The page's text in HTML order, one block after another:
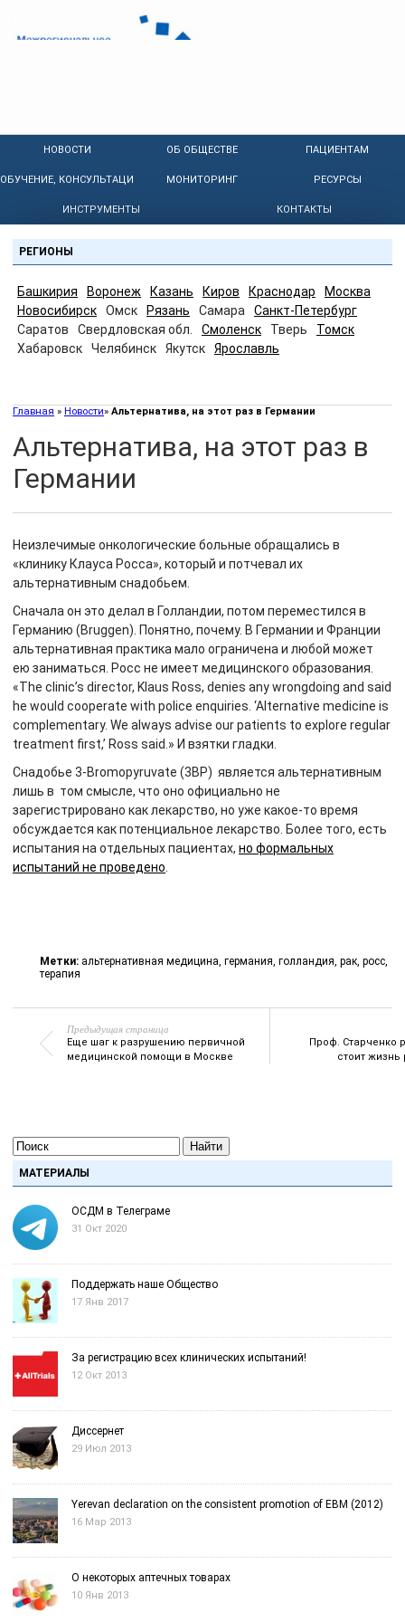
НОВОСТИ ОБ ОБЩЕСТВЕ ПАЦИЕНТАМ
ОБУЧЕНИЕ, КОНСУЛЬТАЦИИ МОНИТОРИНГ РЕСУРСЫ
ИНСТРУМЕНТЫ КОНТАКТЫ
РЕГИОНЫ
Башкирия Воронеж Казань Киров Краснодар
Москва
Новосибирск
Омск Рязань Самара
Санкт-Петербург
Саратов
Свердловская обл. Смоленск Тверь
Томск
Хабаровск
Челябинск Якутск Ярославль
Главная » Новости» Альтернатива, на этот раз в Германии
Альтернатива, на этот раз в
Германии
Неизлечимые онкологические больные обращались в
«клинику Клауса Росса», который и потчевал их
альтернативным снадобьем.
Сначала он это делал в Голландии, потом переместился в
Германию (Bruggen). Понятно, почему. В Германии и Франции
альтернативная практика мало ограничена и любой может
ею заниматься. Росс не имеет медицинского образования.
«The clinic’s director, Klaus Ross, denies any wrongdoing and said
he would cooperate with police enquiries. ‘Alternative medicine is
complementary. We always advise our patients to explore regular
treatment first,’ Ross said.» И взятки гладки.
Снадобье 3-Bromopyruvate (3BP) является альтернативным
лишь в том смысле, что оно официально не
зарегистрировано как лекарство, но уже какое-то время
обсуждается как потенциальное лекарство. Более того, есть
испытания на отдельных пациентах, но формальных
испытаний не проведено
Метки: альтернативная медицина, германия, голландия, рак, росс,
терапия
Предыдущая страница
Еще шаг к разрушению первичной
медицинской помощи в Москве
Проф. Старченко
стоит жизнь
Найти
МАТЕРИАЛЫ
ОСДМ в Телеграме
31 Окт 2020
Поддержать наше Общество
17 Янв 2017
За регистрацию всех клинических испытаний!
12 Окт 2013
Диссернет
29 Июл 2013
Yerevan declaration on the consistent promotion of EBM (2012)
16 Мар 2013
О некоторых аптечных товарах
10 Янв 2013